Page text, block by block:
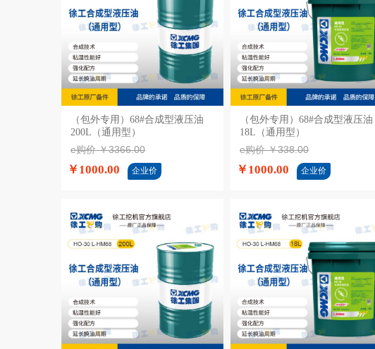
加入购物车
（包外专用）68#合成型液压油
200L（通用型）
e购价 ￥3366.00
￥1000.00 企业价
加入购物车
（包外专用）68#合成型液压油
18L（通用型）
e购价 ￥338.00
￥1000.00 企业价